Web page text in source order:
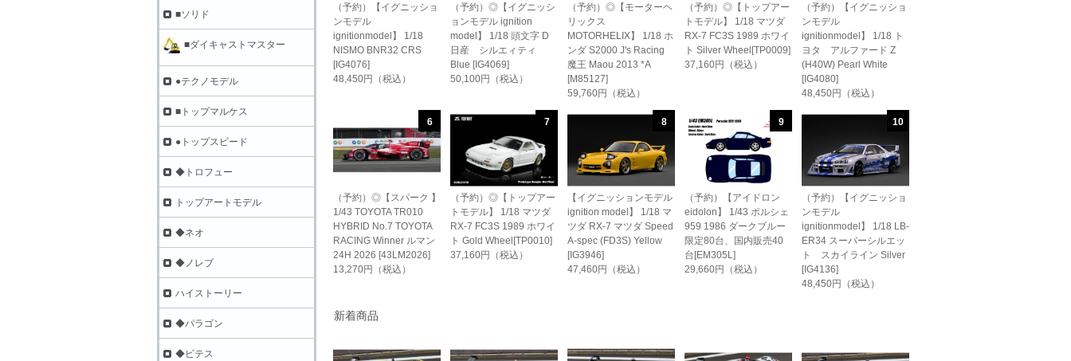
（予約）【イグニッショ
ンモデル
ignitionmodel】 1/18
NISMO BNR32 CRS
[IG4076]
48,450円（税込）
（予約）◎【イグニッシ
ョンモデル ignition
model】 1/18 頭文字 D
日産 シルエィティ
Blue [IG4069]
50,100円（税込）
（予約）◎【モーターヘ
リックス
MOTORHELIX】 1/18 ホ
ンダ S2000 J's Racing
魔王 Maou 2013 *A
[M85127]
59,760円（税込）
（予約）◎【トップアー
トモデル】 1/18 マツダ
RX-7 FC3S 1989 ホワイ
ト Silver Wheel[TP0009]
37,160円（税込）
（予約）【イグニッショ
ンモデル
ignitionmodel】 1/18 ト
ヨタ アルファード Z
(H40W) Pearl White
[IG4080]
48,450円（税込）
6
（予約）◎【スパーク 】
1/43 TOYOTA TR010
HYBRID No.7 TOYOTA
RACING Winner ルマン
24H 2026 [43LM2026]
13,270円（税込）
7
（予約）◎【トップアー
トモデル】 1/18 マツダ
RX-7 FC3S 1989 ホワイ
ト Gold Wheel[TP0010]
37,160円（税込）
8
【イグニッションモデル
ignition model】 1/18 マ
ツダ RX-7 マツダ Speed
A-spec (FD3S) Yellow
[IG3946]
47,460円（税込）
9
（予約）【アイドロン
eidolon】 1/43 ポルシェ
959 1986 ダークブルー
限定80台、国内販売40
台[EM305L]
29,660円（税込）
10
（予約）【イグニッショ
ンモデル
ignitionmodel】 1/18 LB-
ER34 スーパーシルエッ
ト スカイライン Silver
[IG4136]
48,450円（税込）
新着商品
■ソリド
■ダイキャストマスター
●テクノモデル
■トップマルケス
●トップスピード
◆トロフュー
トップアートモデル
◆ネオ
◆ノレブ
ハイストーリー
◆パラゴン
◆ビテス